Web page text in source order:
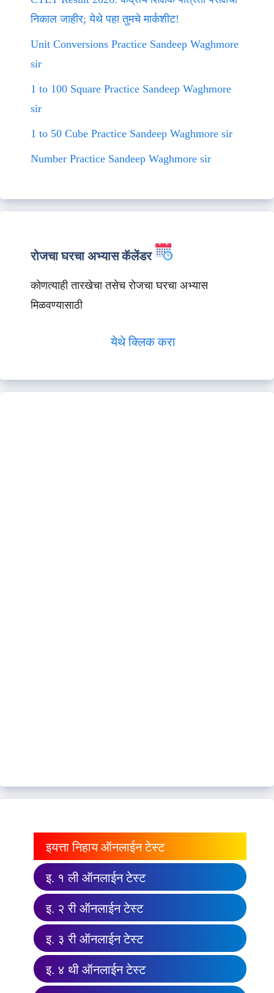
निकाल जाहीर; येथे पहा तुमचे मार्कशीट!
Unit Conversions Practice Sandeep Waghmore
sir
1 to 100 Square Practice Sandeep Waghmore
sir
1 to 50 Cube Practice Sandeep Waghmore sir
Number Practice Sandeep Waghmore sir
रोजचा घरचा अभ्यास कॅलेंडर
कोणत्याही तारखेचा तसेच रोजचा घरचा अभ्यास
मिळवण्यासाठी
येथे क्लिक करा
इयत्ता निहाय ऑनलाईन टेस्ट
इ. १ ली ऑनलाईन टेस्ट
इ. २ री ऑनलाईन टेस्ट
इ. ३ री ऑनलाईन टेस्ट
इ. ४ थी ऑनलाईन टेस्ट